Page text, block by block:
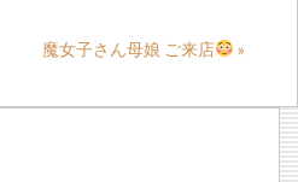
魔女子さん母娘 ご来店
»